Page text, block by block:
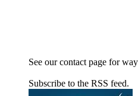
See our contact page for
Subscribe to the RSS feed.